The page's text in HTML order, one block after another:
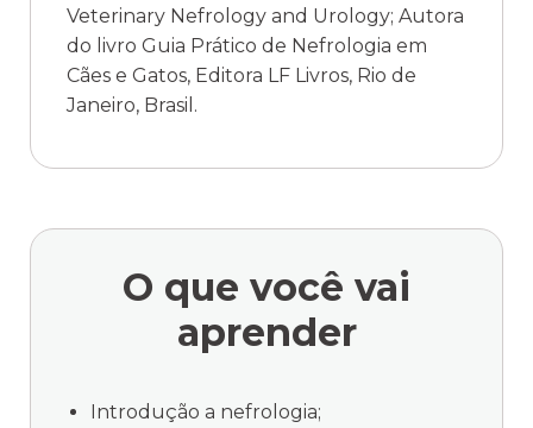
Veterinary Nefrology and Urology; Autora
do livro Guia Prático de Nefrologia em
Cães e Gatos, Editora LF Livros, Rio de
Janeiro, Brasil.
O que você vai
aprender
Introdução a nefrologia;